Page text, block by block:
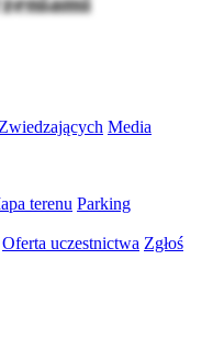
Media
terenu Parking
Oferta uczestnictwa Zgłoś